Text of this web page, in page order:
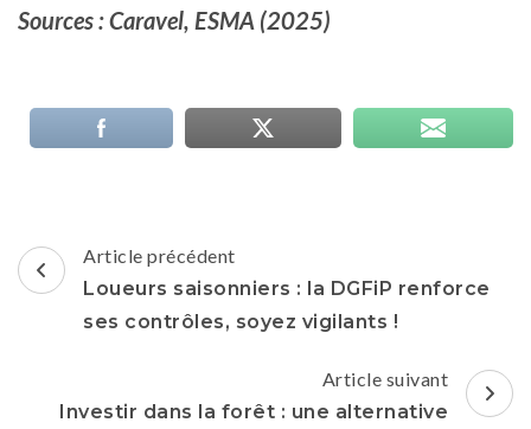
Sources : Caravel, ESMA (2025)
Navigation
d'article
Article précédent
Loueurs saisonniers : la DGFiP renforce
ses contrôles, soyez vigilants !
Article suivant
Investir dans la forêt : une alternative